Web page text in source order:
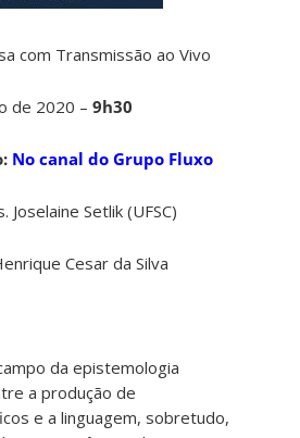
com Transmissão ao Vivo
de 2020 –9h30
No canal do Grupo Fluxo
Joselaine Setlik (UFSC)
Cesar da Silva
da epistemologia
a produção de
e a linguagem, sobretudo,